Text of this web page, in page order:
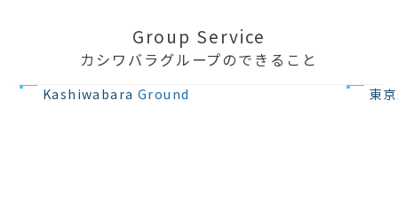
Group Service
カシワバラグループのできること
Kashiwabara Ground 東